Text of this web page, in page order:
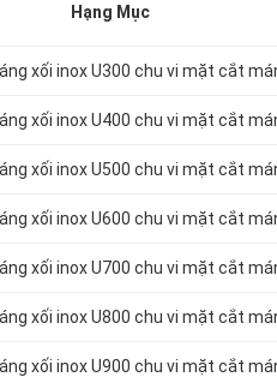
Hạng Mục
xối inox U300 chu vi mặt cắt
xối inox U400 chu vi mặt cắt
xối inox U500 chu vi mặt cắt
xối inox U600 chu vi mặt cắt
xối inox U700 chu vi mặt cắt
xối inox U800 chu vi mặt cắt
xối inox U900 chu vi mặt cắt